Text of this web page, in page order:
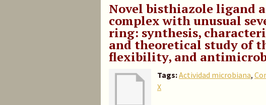
Novel bisthiazole ligand
complex with unusual
ring: synthesis,
and theoretical study of
flexibility, and
Tags:Actividad microbiana,
X